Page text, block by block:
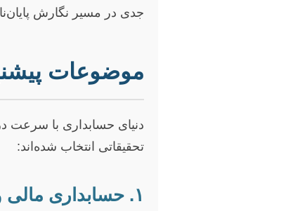
جدی در مسیر نگارش
موضوعات
دنیای حسابداری با سرعت
تحقیقاتی انتخاب شده‌اند:
۱. حسابداری مالی و گزارشگری